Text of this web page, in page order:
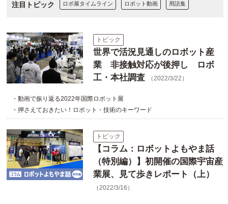
注目トピック ロボ展タイムライン ロボット動画 用語集
トピック
世界で活況見通しのロボット産
業 非接触対応が後押し ロボ
工・本社調査
（2022/3/22）
・動画で振り返る2022年国際ロボット展
・押さえておきたい！ロボット・技術のキーワード
トピック
【コラム：ロボットよもやま話
（特別編）】初開催の国際宇宙産
業展、見て歩きレポート（上）
（2022/3/16）